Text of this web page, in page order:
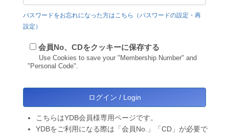
パスワードをお忘れになった方はこちら（パスワードの設定・再
設定）
会員No、CDをクッキーに保存する
Use Cookies to save your "Membership Number" and
"Personal Code".
こちらはYDB会員様専用ページです。
YDBをご利用になる際は「会員No.」「CD」が必要で